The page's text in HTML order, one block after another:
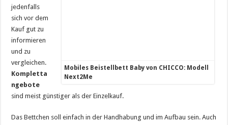
Mobiles Beistellbett Baby von CHICCO: Modell
Next2Me
jedenfalls
sich vor dem
Kauf gut zu
informieren
und zu
vergleichen.
Kompletta
ngebote
sind meist günstiger als der Einzelkauf.
Das Bettchen soll einfach in der Handhabung und im Aufbau sein. Auch